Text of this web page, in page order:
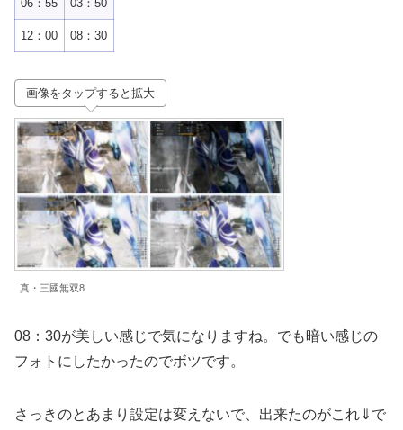
06：55 03：50
12：00 08：30
画像をタップすると拡大
真・三國無双8
08：30が美しい感じで気になりますね。でも暗い感じの
フォトにしたかったのでボツです。
さっきのとあまり設定は変えないで、出来たのがこれ⇓で